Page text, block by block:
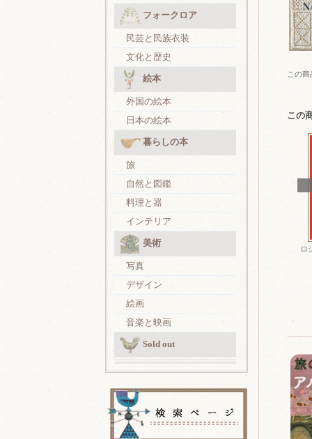
フォークロア
民芸と民族衣装
文化と歴史
絵本
外国の絵本
日本の絵本
暮らしの本
旅
自然と図鑑
料理と器
インテリア
美術
写真
デザイン
絵画
音楽と映画
Sold out
この
この
ロ